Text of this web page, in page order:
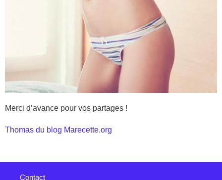
Merci d’avance pour vos partages !
Thomas du blog Marecette.org
Contact